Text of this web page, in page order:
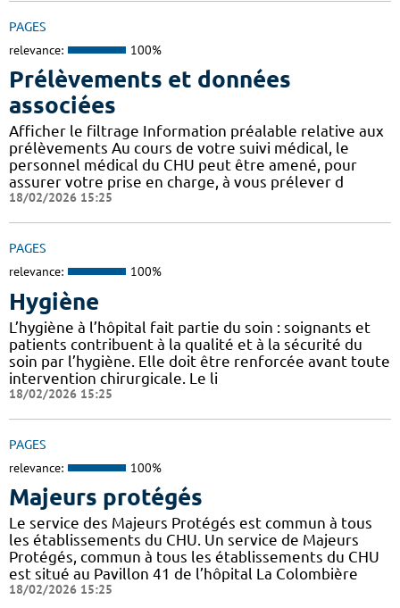
PAGES
relevance: 100%
Prélèvements et données
associées
Afficher le filtrage Information préalable relative aux
prélèvements Au cours de votre suivi médical, le
personnel médical du CHU peut être amené, pour
assurer votre prise en charge, à vous prélever d
18/02/2026 15:25
PAGES
relevance: 100%
Hygiène
L’hygiène à l’hôpital fait partie du soin : soignants et
patients contribuent à la qualité et à la sécurité du
soin par l’hygiène. Elle doit être renforcée avant toute
intervention chirurgicale. Le li
18/02/2026 15:25
PAGES
relevance: 100%
Majeurs protégés
Le service des Majeurs Protégés est commun à tous
les établissements du CHU. Un service de Majeurs
Protégés, commun à tous les établissements du CHU
est situé au Pavillon 41 de l’hôpital La Colombière
18/02/2026 15:25